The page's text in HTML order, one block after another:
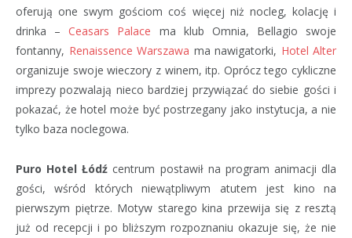
oferują one swym gościom coś więcej niż nocleg, kolację i
drinka –Ceasars Palace ma klub Omnia, Bellagio swoje
fontanny, Renaissence Warszawa ma nawigatorki, Hotel Alter
organizuje swoje wieczory z winem, itp. Oprócz tego cykliczne
imprezy pozwalają nieco bardziej przywiązać do siebie gości i
pokazać, że hotel może być postrzegany jako instytucja, a nie
tylko baza noclegowa.
Puro Hotel Łódź centrum postawił na program animacji dla
gości, wśród których niewątpliwym atutem jest kino na
pierwszym piętrze. Motyw starego kina przewija się z resztą
już od recepcji i po bliższym rozpoznaniu okazuje się, że nie